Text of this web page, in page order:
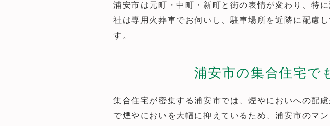
浦安市は元町・中町・新町と街の表情が変わり、特
社は専用火葬車でお伺いし、駐車場所を近隣に配慮
す。
浦安市の集合住宅で
集合住宅が密集する浦安市では、煙やにおいへの配
で煙やにおいを大幅に抑えているため、浦安市のマ